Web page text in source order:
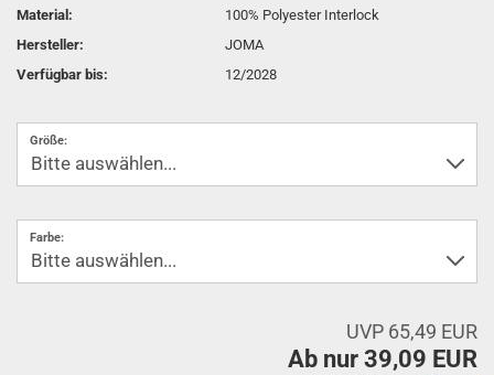
Material:
100% Polyester Interlock
Hersteller:
JOMA
Verfügbar bis:
12/2028
Größe:
Farbe:
UVP 65,49 EUR
Ab nur 39,09 EUR